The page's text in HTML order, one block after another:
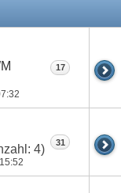
17
15:52
31